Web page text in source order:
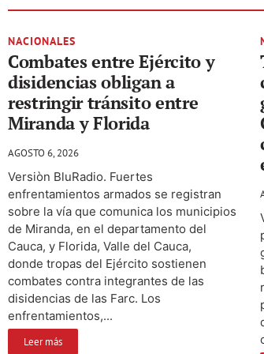
NACIONALES
Combates entre Ejército y
disidencias obligan a
restringir tránsito entre
Miranda y Florida
AGOSTO 6, 2026
Versiòn BluRadio. Fuertes
enfrentamientos armados se registran
sobre la vía que comunica los municipios
de Miranda, en el departamento del
Cauca, y Florida, Valle del Cauca,
donde tropas del Ejército sostienen
combates contra integrantes de las
disidencias de las Farc. Los
enfrentamientos,...
Leer más